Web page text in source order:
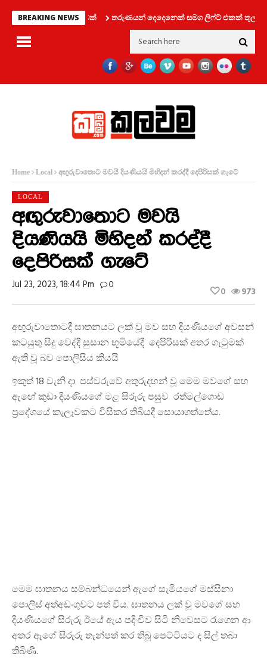
BREAKING NEWS
විශේෂ දැනුම්දීමක් තරුණයන් දෙදෙනෙක් සමග ලිෆ්ට් එකක් තුල සිර වූ
Home Local අඟුරුවාතොට මවයි දියණියයි මිහිදන් කරද්දී දෙපිරිසක් ගැටේ
LOCAL
අඟුරුවාතොට මවයි
දියණියයි මිහිදන් කරද්දී
දෙපිරිසක් ගැටේ
Jul 23, 2023, 18:44 Pm 0 973
0
අඟුරුවාතොටදී ඝාතනයට ලක් වූ මව සහ දියණියගේ අවසන්
කටයුතු සිදු වෙද්දී සුසාන භූමියේදී දෙපිරිසක් අතර ගැටුමක්
ඇති වූ බව පොලිසිය කියයි
ඉකුත් 18 වැනි දා පස්වරුවේ අතුරුදහන් වූ මෙම මවගේ සහ
ඇඟේ කුඩා දියණියගේ මළ සිරුරු පසුව රත්මල්ගොඩ
ප්‍රදේශයේ කැලෑවකට විසිකර තිබියදී සොයාගත්තේය.
මෙම ඝාතනය සම්බන්ධයෙන් ඇගේ සැමියගේ මස්සිනා
පොලිස් අත්අඩංගුවට පත් විය. ඝාතනය ලක් වූ මවගේ සහ
දියණියගේ සිරුරු ඊයේ ඇය පදිංචිව සිටි නිවෙසට රැගෙන ආ
අතර ඇගේ සිරුරු තැන්පත් කර තිබූ පෙට්ටියට ද සිල් තබා
තිබිණි.